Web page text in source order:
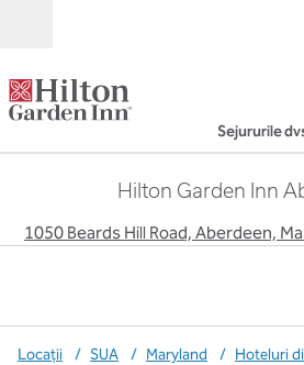
Sejururile
Hilton Garden Inn
1050 Beards Hill Road, Aberdeen,
Locații / SUA / Maryland / Hoteluri